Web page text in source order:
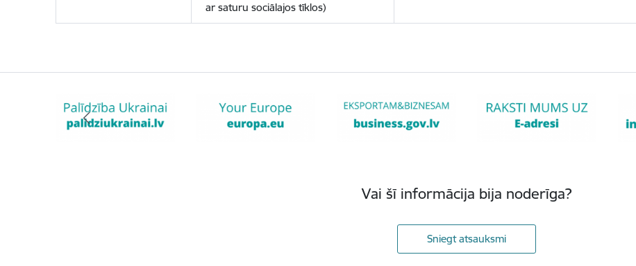
ar saturu sociālajos tīklos)
Vai šī informācija bija noderīga?
Sniegt atsauksmi